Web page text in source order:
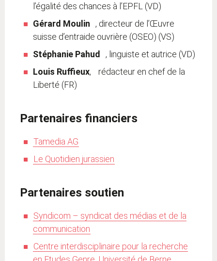
l’égalité des chances à l’EPFL (VD)
Gérard Moulin , directeur de l’Œuvre
suisse d’entraide ouvrière (OSEO) (VS)
Stéphanie Pahud, linguiste et autrice (VD)
Louis Ruffieux, rédacteur en chef de la
Liberté (FR)
Partenaires financiers
Tamedia AG
Le Quotidien jurassien
Partenaires soutien
Syndicom – syndicat des médias et de la
communication
Centre interdisciplinaire pour la recherche